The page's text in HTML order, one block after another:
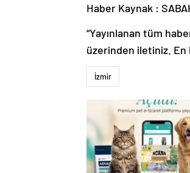
Haber Kaynak :
“Yayınlanan tüm
üzerinden iletiniz. En
İzmir